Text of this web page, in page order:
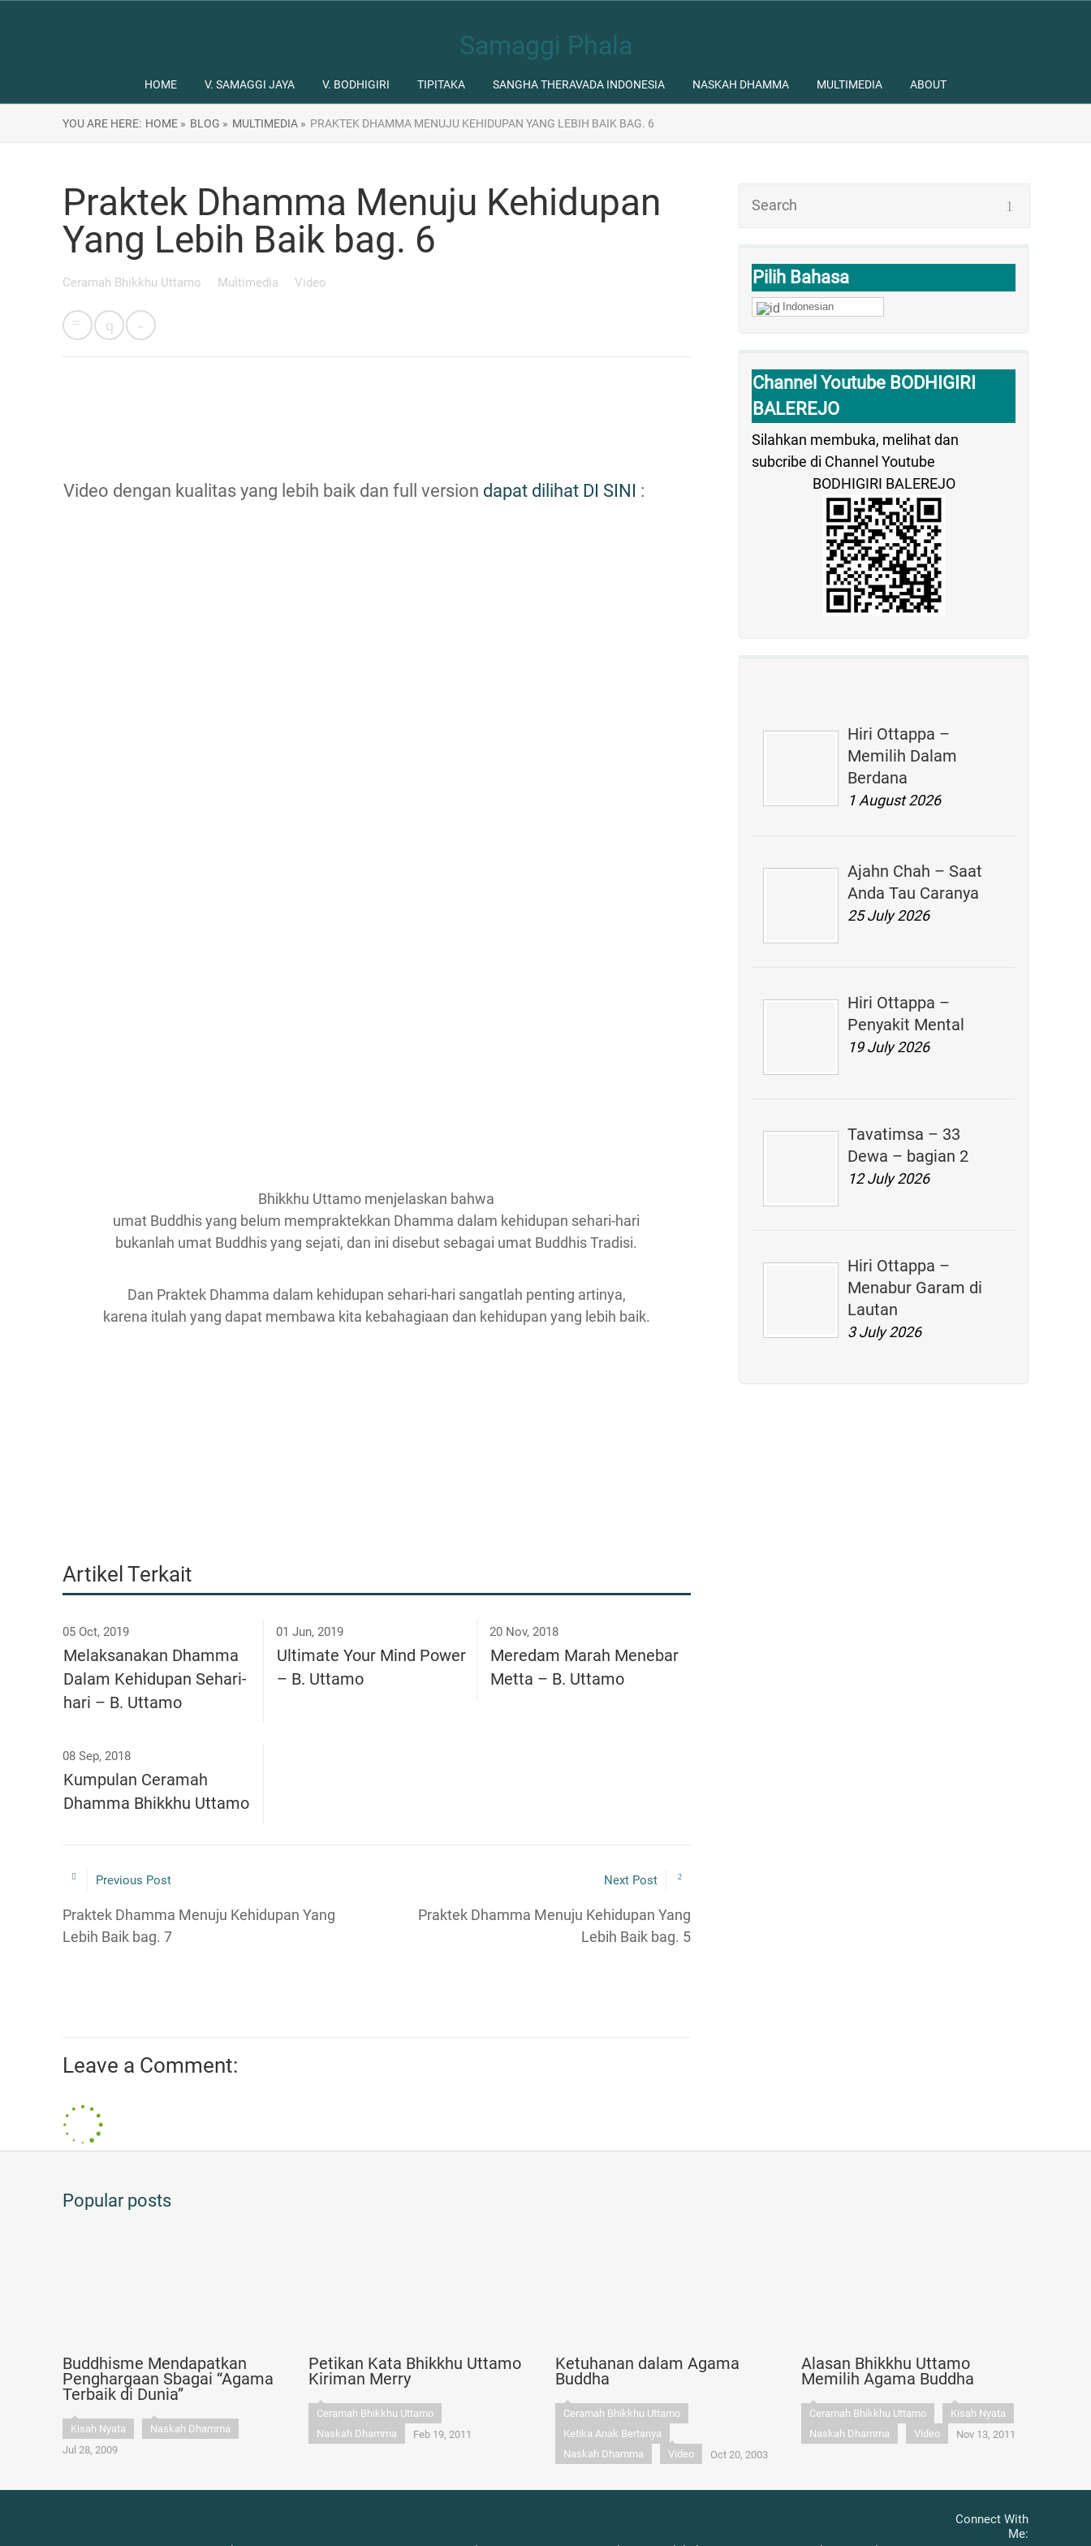
Samaggi Phala
HOME V. SAMAGGI JAYA V. BODHIGIRI TIPITAKA SANGHA THERAVADA INDONESIA NASKAH DHAMMA MULTIMEDIA ABOUT
YOU ARE HERE: HOME » BLOG » MULTIMEDIA » PRAKTEK DHAMMA MENUJU KEHIDUPAN YANG LEBIH BAIK BAG. 6
Pilih Bahasa
Indonesian
Channel Youtube BODHIGIRI
BALEREJO
Silahkan membuka, melihat dan
subcribe di Channel Youtube
BODHIGIRI BALEREJO
Hiri Ottappa –
Memilih Dalam
Berdana
1 August 2026
Ajahn Chah – Saat
Anda Tau Caranya
25 July 2026
Hiri Ottappa –
Penyakit Mental
19 July 2026
Tavatimsa – 33
Dewa – bagian 2
12 July 2026
Hiri Ottappa –
Menabur Garam di
Lautan
3 July 2026
Praktek Dhamma Menuju Kehidupan
Yang Lebih Baik bag. 6
Ceramah Bhikkhu Uttamo Multimedia Video
Video dengan kualitas yang lebih baik dan full version dapat dilihat DI SINI :
Bhikkhu Uttamo menjelaskan bahwa
umat Buddhis yang belum mempraktekkan Dhamma dalam kehidupan sehari-hari
bukanlah umat Buddhis yang sejati, dan ini disebut sebagai umat Buddhis Tradisi.
Dan Praktek Dhamma dalam kehidupan sehari-hari sangatlah penting artinya,
karena itulah yang dapat membawa kita kebahagiaan dan kehidupan yang lebih baik.
Artikel Terkait
05 Oct, 2019
Melaksanakan Dhamma
Dalam Kehidupan Sehari-
hari – B. Uttamo
01 Jun, 2019
Ultimate Your Mind Power
– B. Uttamo
20 Nov, 2018
Meredam Marah Menebar
Metta – B. Uttamo
08 Sep, 2018
Kumpulan Ceramah
Dhamma Bhikkhu Uttamo
Previous Post
Praktek Dhamma Menuju Kehidupan Yang
Lebih Baik bag. 7
Next Post
Praktek Dhamma Menuju Kehidupan Yang
Lebih Baik bag. 5
Leave a Comment:
Popular posts
Buddhisme Mendapatkan
Penghargaan Sbagai “Agama
Terbaik di Dunia”
Kisah Nyata
Naskah Dhamma
Jul 28, 2009
Petikan Kata Bhikkhu Uttamo
Kiriman Merry
Ceramah Bhikkhu Uttamo
Naskah Dhamma
Feb 19, 2011
Ketuhanan dalam Agama
Buddha
Ceramah Bhikkhu Uttamo
Ketika Anak Bertanya
Naskah Dhamma
Video Oct 20, 2003
Alasan Bhikkhu Uttamo
Memilih Agama Buddha
Ceramah Bhikkhu Uttamo
Kisah Nyata
Naskah Dhamma
Video Nov 13, 2011
Connect With
Me: